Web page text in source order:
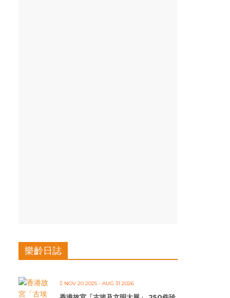
樂齡日誌
NOV 20 2025 - AUG 31 2026